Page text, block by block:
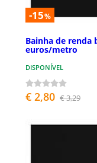
-15%
Bainha de renda
euros/metro
DISPONÍVEL
€ 2,80 € 3,29